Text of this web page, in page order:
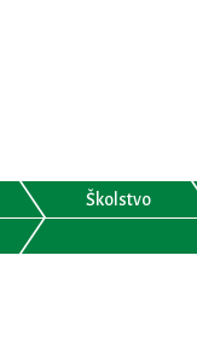
Školstvo